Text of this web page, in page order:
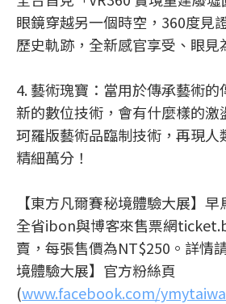
眼鏡穿越另一個時空，360度見
歷史軌跡，全新感官享受、眼見
4. 藝術瑰寶：當用於傳承藝術
新的數位技術，會有什麼樣的激
珂羅版藝術品臨制技術，再現人
精細萬分！
【東方凡爾賽秘境體驗大展】
全省ibon與博客來售票網
賣，每張售價為NT$250。詳情
境體驗大展】官方粉絲頁
(www.facebook.com/